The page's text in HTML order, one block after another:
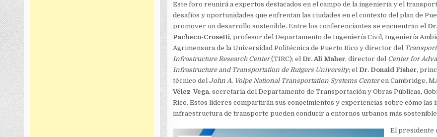
Este foro reunirá a expertos destacados en el campo de la ingeniería y el
desafíos y oportunidades que enfrentan las ciudades en el contexto del plan de
promover un desarrollo sostenible. Entre los conferenciantes se encuentran el
Pacheco-Crosetti, profesor del Departamento de Ingeniería Civil, Ingeniería
Agrimensura de la Universidad Politécnica de Puerto Rico y director del
Infrastructure Research Center(TIRC); el Dr. Ali Maher, director del Center for
Infrastructure and Transportation de Rutgers University; el Dr. Donald Fisher,
técnico del John A. Volpe National Transportation Systems Centeren Cambridge,
Vélez-Vega, secretaria del Departamento de Transportación y Obras Públicas,
Rico. Estos líderes compartirán sus conocimientos y experiencias sobre cómo las
infraestructura de transporte pueden conducir a entornos urbanos más
El presidente